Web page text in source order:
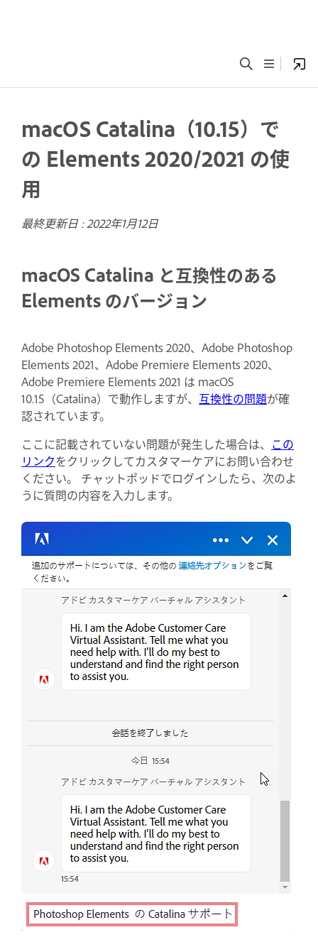
macOS Catalina（10.15）で
の Elements 2020/2021 の使
用
最終更新日 :2022年1月12日
macOS Catalina と互換性のある
Elements のバージョン
Adobe Photoshop Elements 2020、Adobe Photoshop
Elements 2021、Adobe Premiere Elements 2020、
Adobe Premiere Elements 2021 は macOS
10.15（Catalina）で動作しますが、 互換性の問題が確
認されています。
ここに記載されていない問題が発生した場合は、 この
リンクをクリックしてカスタマーケアにお問い合わせ
ください。 チャットポッドでログインしたら、次のよ
うに質問の内容を入力します。